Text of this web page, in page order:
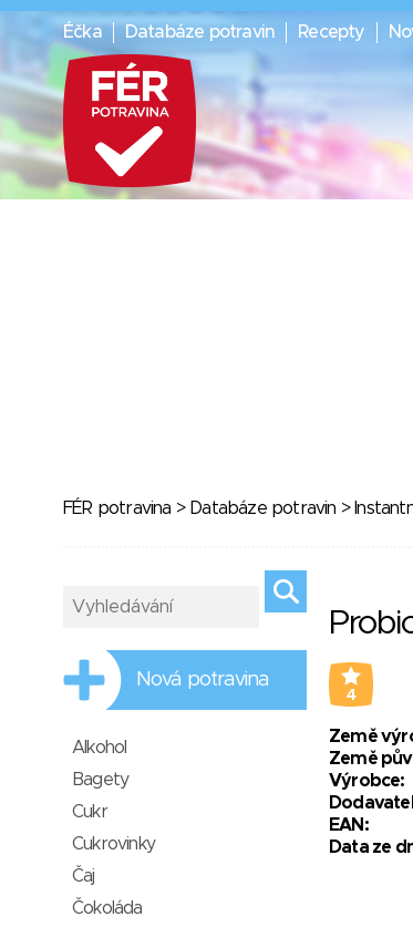
Éčka Databáze potravin Recepty
FÉR potravina > Databáze potravin >
4
Země
Země
Výrobce:
EAN:
Data ze
Nová potravina
Alkohol
Bagety
Cukr
Cukrovinky
Čaj
Čokoláda